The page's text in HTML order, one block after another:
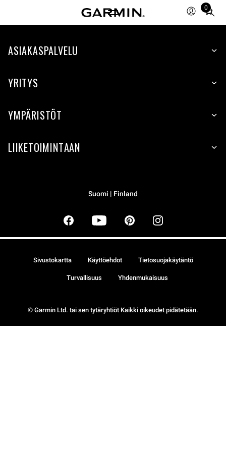
0
Total
items
cart:
ASIAKASPALVELU
YRITYS
YMPÄRISTÖT
LIIKETOIMINTAAN
Suomi | Finland
© Garmin Ltd. tai sen tytäryhtiöt Kaikki oikeudet pidätetään.
Sivustokartta Käyttöehdot Tietosuojakäytäntö
Turvallisuus Yhdenmukaisuus